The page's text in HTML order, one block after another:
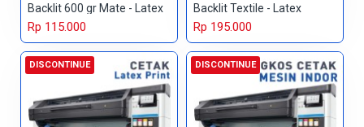
Backlit 600 gr Mate - Latex
Rp 115.000
Backlit Textile - Latex
Rp 195.000
DISCONTINUE DISCONTINUE